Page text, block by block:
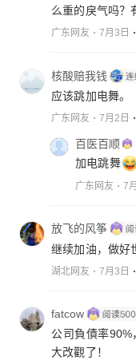
么重的戾气吗？
广东网友 7月3日
核酸赔我钱
应该跳加电舞。
广东网友 7月2日
百医百顺
加电跳舞
广东网友 7
放飞的风筝
继续加油，做好
湖北网友 7月3日
fatcow
公司負債率
大改觀了！